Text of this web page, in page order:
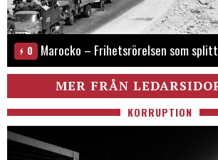
0 Marocko – Frihetsrörelsen som
MER FRÅN
KORRUPTION